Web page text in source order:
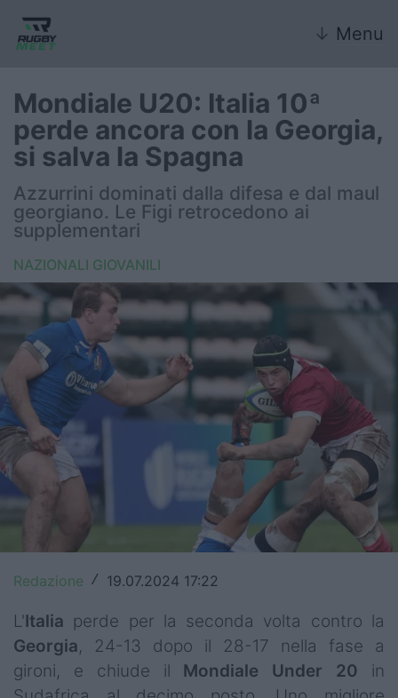
↓ Menu
Nazionale
Nazionali giovanili
Rugby Sevens
FIR
Internazionale
6 Nazioni
United Rugby Championship
Top14
Premiership
Champions Cup
Challenge Cup
World Rugby
Rugby World Cup
Super Rugby
Mondiale U20: Italia 10ª
perde ancora con la Georgia,
si salva la Spagna
Azzurrini dominati dalla difesa e dal maul
georgiano. Le Figi retrocedono ai
supplementari
NAZIONALI GIOVANILI
Redazione / 19.07.2024 17:22
L'Italia perde per la seconda volta contro la
Georgia, 24-13 dopo il 28-17 nella fase a
gironi, e chiude il Mondiale Under 20 in